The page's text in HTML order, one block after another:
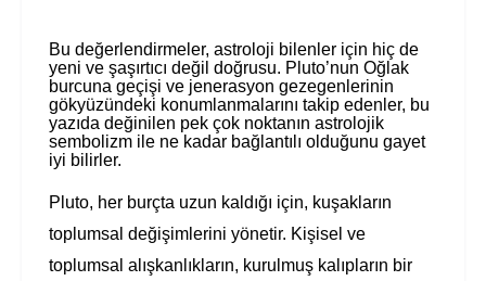
Bu değerlendirmeler, astroloji bilenler için hiç de
yeni ve şaşırtıcı değil doğrusu. Pluto’nun Oğlak
burcuna geçişi ve jenerasyon gezegenlerinin
gökyüzündeki konumlanmalarını takip edenler, bu
yazıda değinilen pek çok noktanın astrolojik
sembolizm ile ne kadar bağlantılı olduğunu gayet
iyi bilirler.
Pluto, her burçta uzun kaldığı için, kuşakların
toplumsal değişimlerini yönetir. Kişisel ve
toplumsal alışkanlıkların, kurulmuş kalıpların bir